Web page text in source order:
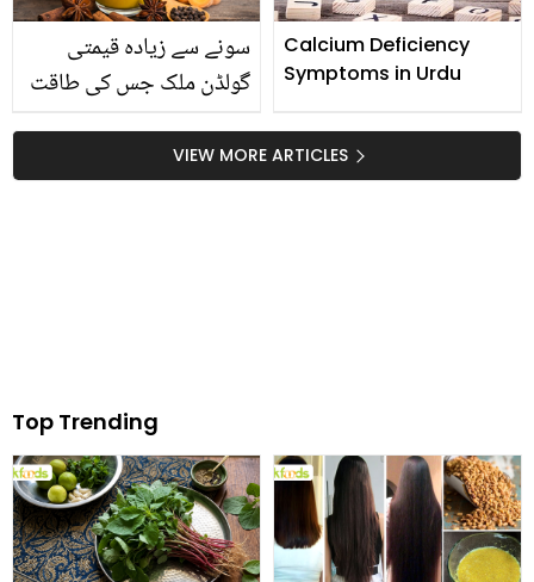
سونے سے زیادہ قیمتی
گولڈن ملک جس کی طاقت
ہی جان سکتاہے
Calcium Deficiency
Symptoms in Urdu
VIEW MORE ARTICLES
Top Trending